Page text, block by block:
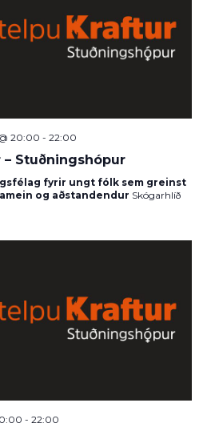
20:00 - 22:00
Stuðningshópur
fyrir ungt fólk sem greinst
og aðstandendur Skógarhlíð
- 22:00